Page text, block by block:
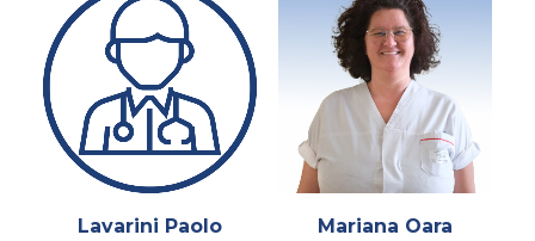
Lavarini Paolo Mariana Oara